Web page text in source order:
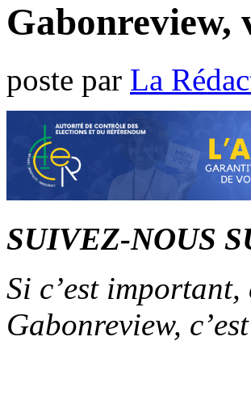
Gabonreview,
poste par La
SUIVEZ-NOUS
Si c’est important,
Gabonreview,